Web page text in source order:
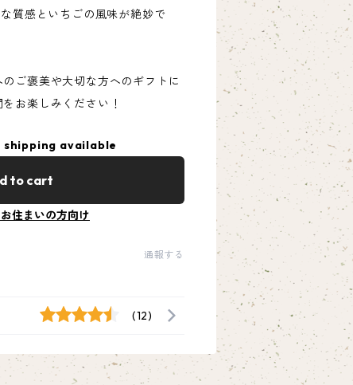
質感といちごの風味が絶妙で
ご褒美や大切な方へのギフトに
お楽しみください！
available
to cart
住まいの方向け
通報する
(12)